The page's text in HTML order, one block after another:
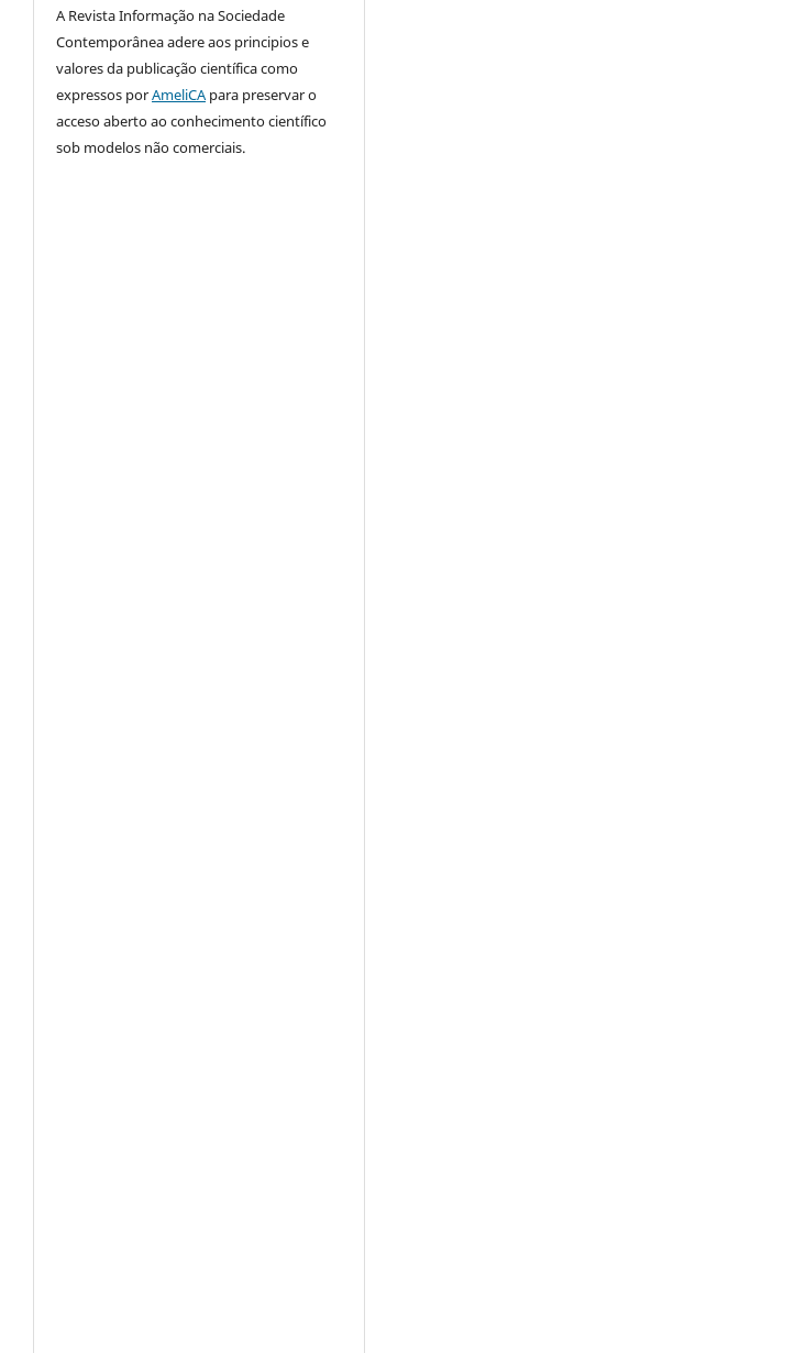
A Revista Informação na Sociedade
Contemporânea adere aos principios e
valores da publicação científica como
expressos porAmeliCApara preservar o
acceso aberto ao conhecimento científico
sob modelos não comerciais.